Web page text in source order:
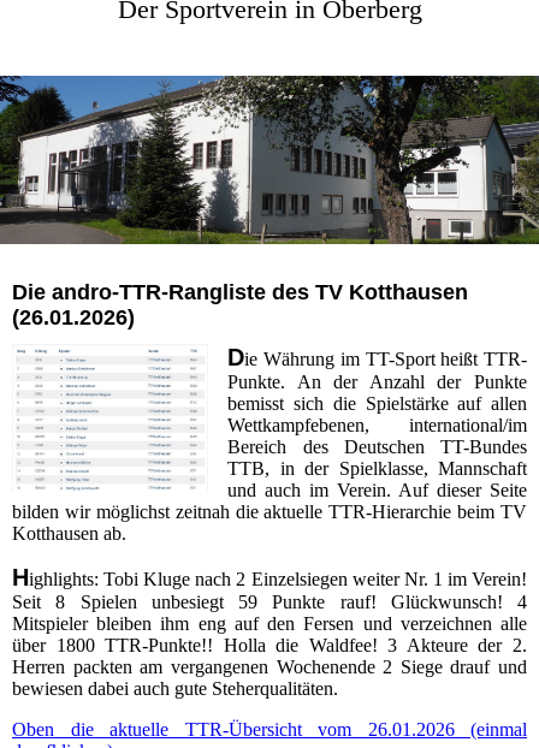
Der Sportverein in Oberberg
Die andro-TTR-Rangliste des TV Kotthausen
(26.01.2026)
Die Währung im TT-Sport heißt TTR-
Punkte. An der Anzahl der Punkte
bemisst sich die Spielstärke auf allen
Wettkampfebenen, international/im
Bereich des Deutschen TT-Bundes
TTB, in der Spielklasse, Mannschaft
und auch im Verein. Auf dieser Seite
bilden wir möglichst zeitnah die aktuelle TTR-Hierarchie beim TV
Kotthausen ab.
Highlights: Tobi Kluge nach 2 Einzelsiegen weiter Nr. 1 im Verein!
Seit 8 Spielen unbesiegt 59 Punkte rauf! Glückwunsch! 4
Mitspieler bleiben ihm eng auf den Fersen und verzeichnen alle
über 1800 TTR-Punkte!! Holla die Waldfee! 3 Akteure der 2.
Herren packten am vergangenen Wochenende 2 Siege drauf und
bewiesen dabei auch gute Steherqualitäten.
Oben die aktuelle TTR-Übersicht vom 26.01.2026 (einmal